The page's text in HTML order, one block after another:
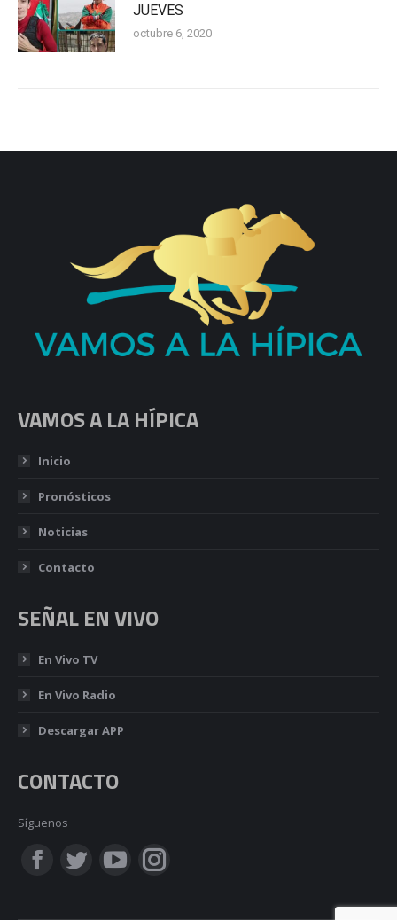
JUEVES
octubre 6, 2020
VAMOS A LA HÍPICA
Inicio
Pronósticos
Noticias
Contacto
SEÑAL EN VIVO
En Vivo TV
En Vivo Radio
Descargar APP
CONTACTO
Síguenos
Encuéntranos en:
FacebookTwitterYouTubeInstagram